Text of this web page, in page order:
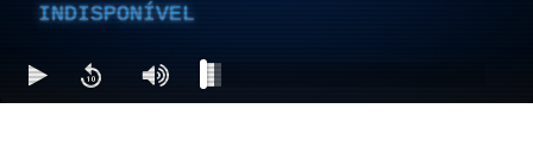
INDISPONÍVEL